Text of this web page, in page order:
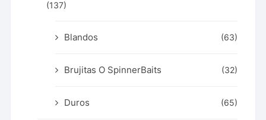
(137)
Blandos (63)
Brujitas O SpinnerBaits (32)
Duros (65)